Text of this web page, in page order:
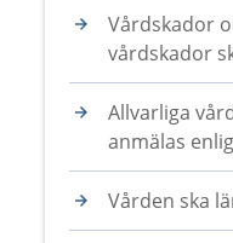
Vårdskador
vårdskador
Allvarliga
anmälas
Vården ska